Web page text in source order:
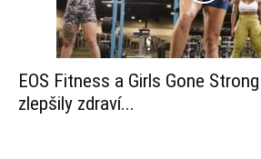
EOS Fitness a Girls Gone
zlepšily zdraví...